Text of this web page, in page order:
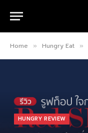
Home » Hungry Eat »
HUNGRY REVIEW